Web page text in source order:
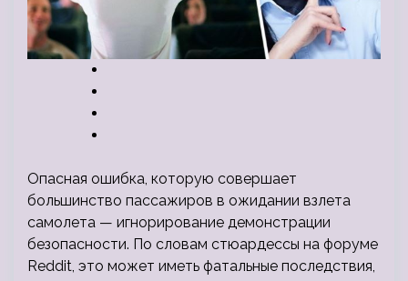
Опасная ошибка, которую совершает
большинство пассажиров в ожидании взлета
самолета — игнорирование демонстрации
безопасности. По словам стюардессы на форуме
Reddit, это может иметь фатальные последствия,